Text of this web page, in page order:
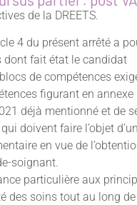
de la DREETS.
4 du présent arrêté a
dont fait état le candidat
de compétences
figurant en annexe
déjà mentionné et de
doivent faire l’objet
en vue de
soignant.
particulière aux
des soins tout au long de